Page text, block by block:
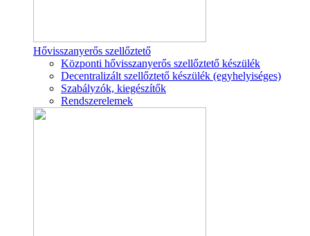
Hővisszanyerős szellőztető
Központi hővisszanyerős szellőztető készülék
Decentralizált szellőztető készülék (egyhelyiséges)
Szabályzók, kiegészítők
Rendszerelemek